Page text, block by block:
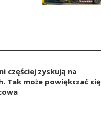
częściej zyskują na
Tak może powiększać się